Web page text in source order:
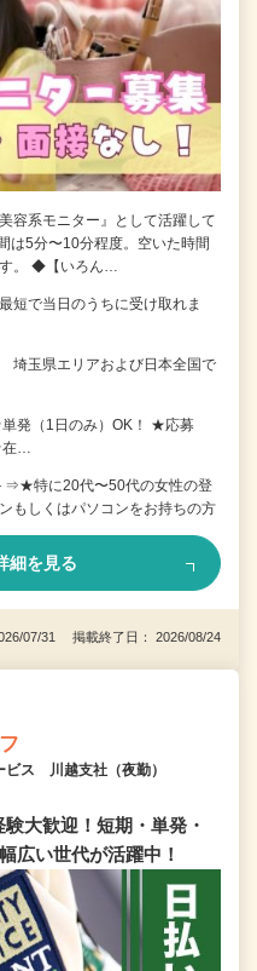
容系モニター』として活躍して
は5分〜10分程度。空いた時間
。 ◆【いろん…
で当日のうちに受け取れま
玉県エリアおよび日本全国で
発（1日のみ）OK！ ★応募
…
⇒★特に20代〜50代の女性の登
しくはパソコンをお持ちの方
細を見る
07/31 掲載終了日： 2026/08/24
ビス 川越支社（夜勤）
大歓迎！短期・単発・
広い世代が活躍中！